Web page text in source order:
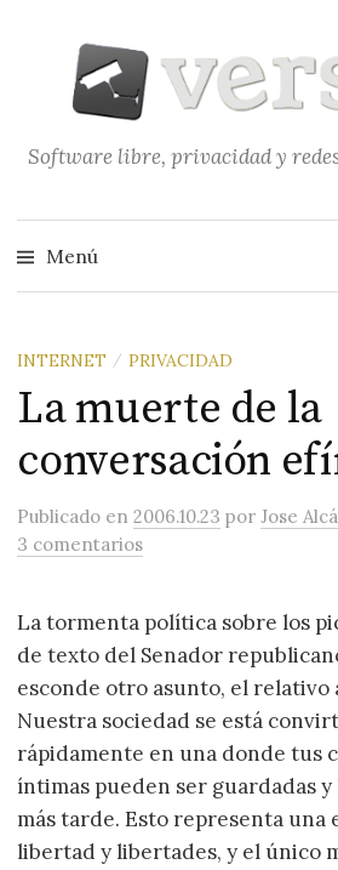
contenido
Software libre, privacidad y
Menú
INTERNET / PRIVACIDAD
La muerte de la
conversación
Publicado en2006.10.23 porJose
3 comentarios
La tormenta política sobre los
de texto del Senador
esconde otro asunto, el relativo
Nuestra sociedad se está
rápidamente en una donde tus
íntimas pueden ser guardadas y
más tarde. Esto representa una
libertad y libertades, y el único